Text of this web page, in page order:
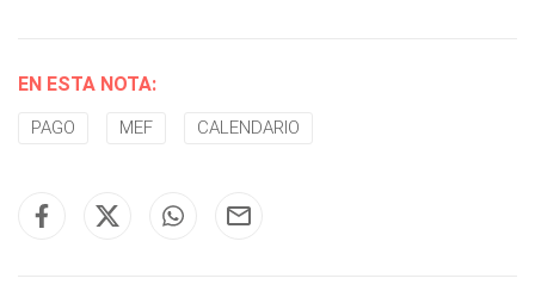
EN ESTA NOTA:
PAGO MEF CALENDARIO